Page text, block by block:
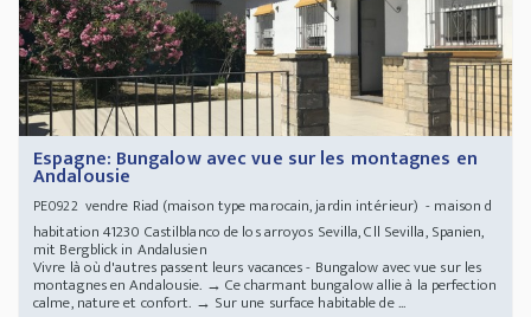
Espagne: Bungalow avec vue sur les montagnes en
Andalousie
PE0922vendre Riad (maison type marocain, jardin intérieur) - maison d
habitation 41230 Castilblanco de los arroyos Sevilla, Cll Sevilla, Spanien,
mit Bergblick in Andalusien
Vivre là où d'autres passent leurs vacances - Bungalow avec vue sur les
montagnes en Andalousie. → Ce charmant bungalow allie à la perfection
calme, nature et confort. → Sur une surface habitable de ...